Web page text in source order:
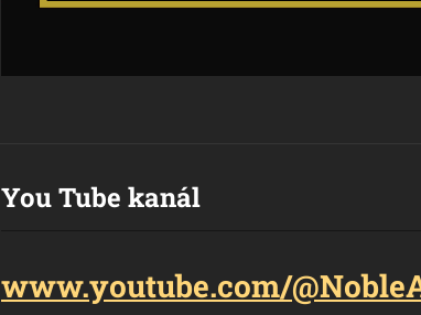
You Tube kanál
www.youtube.com/